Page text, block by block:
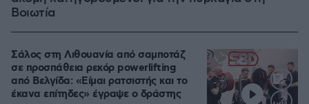
Βοιωτία
Σάλος στη Λιθουανία από σαμποτάζ
σε προσπάθεια ρεκόρ powerlifting
από Βελγίδα: «Είμαι ρατσιστής και το
έκανα επίτηδες» έγραψε ο δράστης